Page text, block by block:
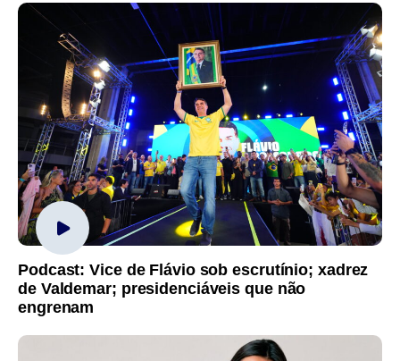
Podcast: Vice de Flávio sob escrutínio; xadrez
de Valdemar; presidenciáveis que não
engrenam